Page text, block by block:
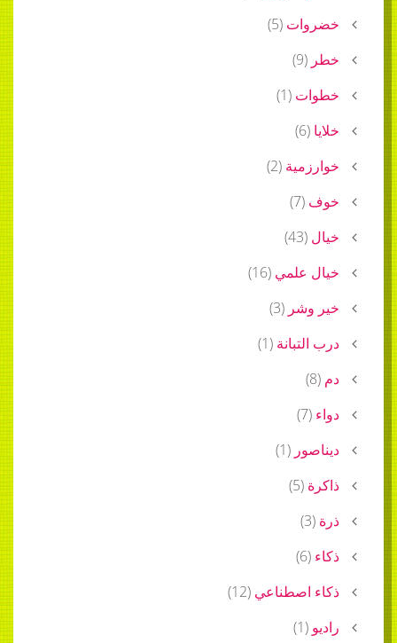
خضروات (
5
)
خطر (
9
)
خطوات (
1
)
خلايا (
6
)
خوارزمية (
2
)
خوف (
7
)
خيال (
43
)
خيال علمي (
16
)
خير وشر (
3
)
درب التبانة (
1
)
دم (
8
)
دواء (
7
)
ديناصور (
1
)
ذاكرة (
5
)
ذرة (
3
)
ذكاء (
6
)
ذكاء اصطناعي (
12
)
راديو (
1
)